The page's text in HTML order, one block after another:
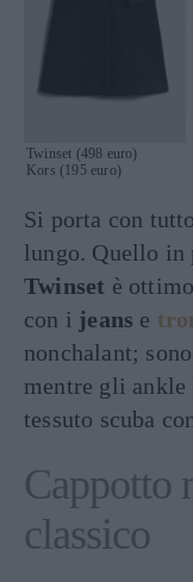
Twinset (498
Kors (195 euro)
Si porta con
lungo. Quello in
Twinset è
con i jeans e
nonchalant;
mentre gli ankle
tessuto scuba
Cappotto
classico